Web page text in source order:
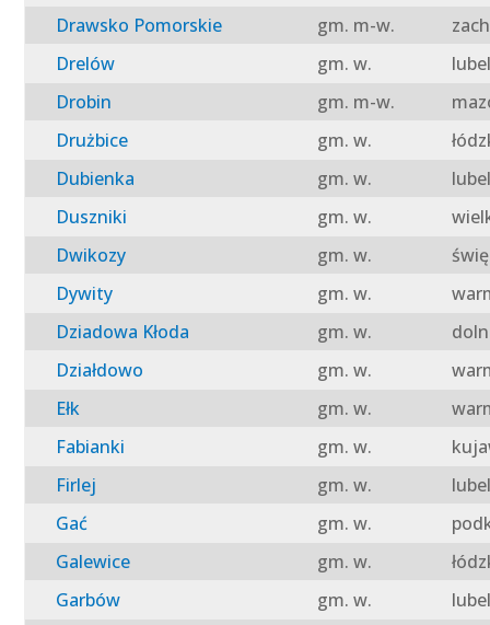
Drawsko Pomorskie
gm. m-w.
Drelów
gm. w.
Drobin
gm. m-w.
Drużbice
gm. w.
Dubienka
gm. w.
Duszniki
gm. w.
Dwikozy
gm. w.
Dywity
gm. w.
Dziadowa Kłoda
gm. w.
Działdowo
gm. w.
Ełk
gm. w.
Fabianki
gm. w.
Firlej
gm. w.
Gać
gm. w.
Galewice
gm. w.
Garbów
gm. w.